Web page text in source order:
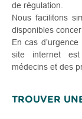
de régulation.
Nous facilitons
disponibles
En cas
site internet est
médecins et des
TROUVER